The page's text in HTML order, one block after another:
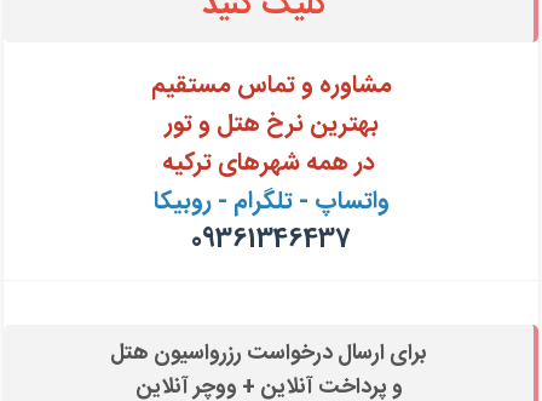
مشاوره و تماس مستقیم
بهترین نرخ هتل و تور
در همه شهرهای ترکیه
واتساپ - تلگرام - روبیکا
09361346437
برای ارسال درخواست رزرواسیون هتل
و پرداخت آنلاین + ووچر آنلاین